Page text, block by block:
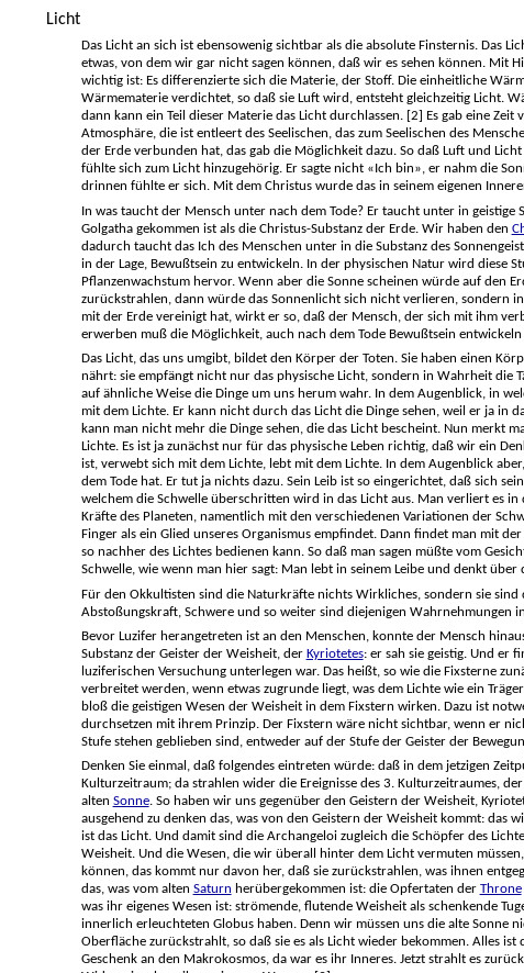
Licht
Das Licht an sich ist ebensowenig sichtbar als die absolute Finsternis. Das
etwas, von dem wir gar nicht sagen können, daß wir es sehen können. Mit
wichtig ist: Es differenzierte sich die Materie, der Stoff. Die einheitliche
Wärmematerie verdichtet, so daß sie Luft wird, entsteht gleichzeitig Licht.
dann kann ein Teil dieser Materie das Licht durchlassen. [2] Es gab eine Zeit
Atmosphäre, die ist entleert des Seelischen, das zum Seelischen des
der Erde verbunden hat, das gab die Möglichkeit dazu. So daß Luft und
fühlte sich zum Licht hinzugehörig. Er sagte nicht «Ich bin», er nahm die
drinnen fühlte er sich. Mit dem Christus wurde das in seinem eigenen
In was taucht der Mensch unter nach dem Tode? Er taucht unter in
Golgatha gekommen ist als die Christus-Substanz der Erde. Wir haben den
dadurch taucht das Ich des Menschen unter in die Substanz des
in der Lage, Bewußtsein zu entwickeln. In der physischen Natur wird diese
Pflanzenwachstum hervor. Wenn aber die Sonne scheinen würde auf den
zurückstrahlen, dann würde das Sonnenlicht sich nicht verlieren, sondern
mit der Erde vereinigt hat, wirkt er so, daß der Mensch, der sich mit ihm
erwerben muß die Möglichkeit, auch nach dem Tode Bewußtsein
Das Licht, das uns umgibt, bildet den Körper der Toten. Sie haben einen
nährt: sie empfängt nicht nur das physische Licht, sondern in Wahrheit die
auf ähnliche Weise die Dinge um uns herum wahr. In dem Augenblick, in
mit dem Lichte. Er kann nicht durch das Licht die Dinge sehen, weil er ja in
kann man nicht mehr die Dinge sehen, die das Licht bescheint. Nun merkt
Lichte. Es ist ja zunächst nur für das physische Leben richtig, daß wir ein
ist, verwebt sich mit dem Lichte, lebt mit dem Lichte. In dem Augenblick
dem Tode hat. Er tut ja nichts dazu. Sein Leib ist so eingerichtet, daß sich
welchem die Schwelle überschritten wird in das Licht aus. Man verliert es
Kräfte des Planeten, namentlich mit den verschiedenen Variationen der
Finger als ein Glied unseres Organismus empfindet. Dann findet man mit
so nachher des Lichtes bedienen kann. So daß man sagen müßte vom
Schwelle, wie wenn man hier sagt: Man lebt in seinem Leibe und denkt über
Für den Okkultisten sind die Naturkräfte nichts Wirkliches, sondern sie sind
Abstoßungskraft, Schwere und so weiter sind diejenigen
Bevor Luzifer herangetreten ist an den Menschen, konnte der Mensch
Substanz der Geister der Weisheit, der Kyriotetes: er sah sie geistig. Und er
luziferischen Versuchung unterlegen war. Das heißt, so wie die Fixsterne
verbreitet werden, wenn etwas zugrunde liegt, was dem Lichte wie ein
bloß die geistigen Wesen der Weisheit in dem Fixstern wirken. Dazu ist
durchsetzen mit ihrem Prinzip. Der Fixstern wäre nicht sichtbar, wenn er
Stufe stehen geblieben sind, entweder auf der Stufe der Geister der
Denken Sie einmal, daß folgendes eintreten würde: daß in dem jetzigen
Kulturzeitraum; da strahlen wider die Ereignisse des 3. Kulturzeitraumes,
alten Sonne. So haben wir uns gegenüber den Geistern der Weisheit,
ausgehend zu denken das, was von den Geistern der Weisheit kommt: das
ist das Licht. Und damit sind die Archangeloi zugleich die Schöpfer des
Weisheit. Und die Wesen, die wir überall hinter dem Licht vermuten
können, das kommt nur davon her, daß sie zurückstrahlen, was ihnen
das, was vom alten Saturn herübergekommen ist: die Opfertaten der Throne
was ihr eigenes Wesen ist: strömende, flutende Weisheit als schenkende
innerlich erleuchteten Globus haben. Denn wir müssen uns die alte Sonne
Oberfläche zurückstrahlt, so daß sie es als Licht wieder bekommen. Alles
Geschenk an den Makrokosmos, da war es ihr Inneres. Jetzt strahlt es